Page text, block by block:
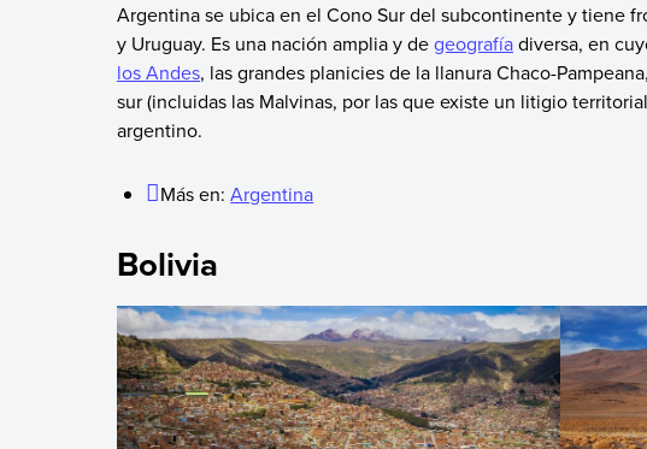
Argentina se ubica en el Cono Sur del subcontinente y tiene
y Uruguay. Es una nación amplia y degeografíadiversa, en
los Andes, las grandes planicies de la llanura Chaco-
sur (incluidas las Malvinas, por las que existe un litigio
argentino.
Más en:Argentina
Bolivia